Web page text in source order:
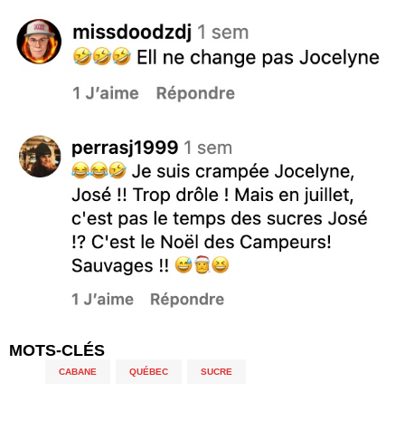
MOTS-CLÉS
CABANE QUÉBEC SUCRE